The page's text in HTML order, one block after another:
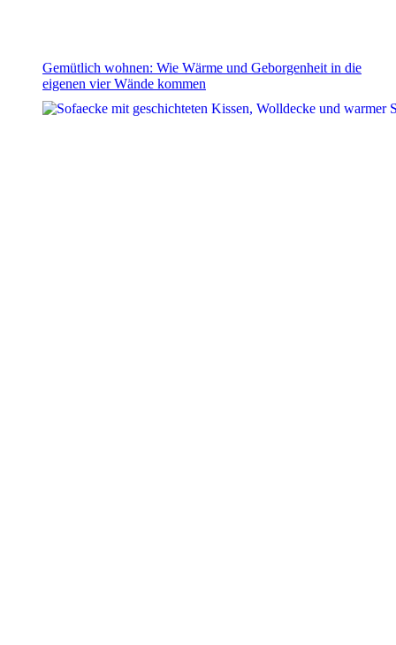
Gemütlich wohnen: Wie Wärme und Geborgenheit in die
eigenen vier Wände kommen